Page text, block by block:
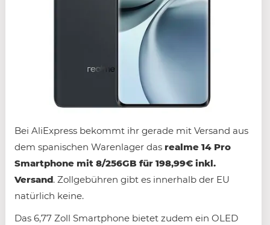
Bei AliExpress bekommt ihr gerade mit Versand aus
dem spanischen Warenlager das realme 14 Pro
Smartphone mit 8/256GB für 198,99€ inkl.
Versand. Zollgebühren gibt es innerhalb der EU
natürlich keine.
Das 6,77 Zoll Smartphone bietet zudem ein OLED